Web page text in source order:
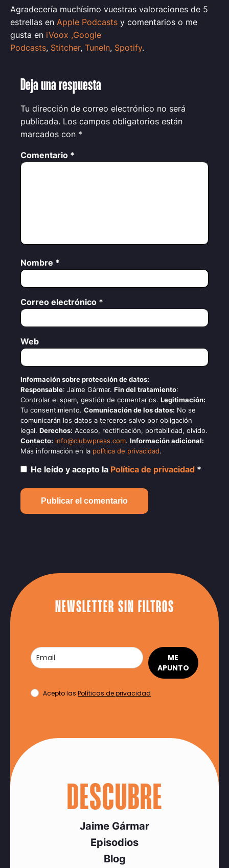
Agradecería muchísimo vuestras valoraciones de 5
estrellas en Apple Podcasts y comentarios o me
gusta en iVoox ,Google
Podcasts, Stitcher, TuneIn, Spotify.
Deja una respuesta
Tu dirección de correo electrónico no será
publicada. Los campos obligatorios están
marcados con *
Comentario *
Nombre *
Correo electrónico *
Web
Información sobre protección de datos:
Responsable: Jaime Gármar. Fin del tratamiento:
Controlar el spam, gestión de comentarios. Legitimación:
Tu consentimiento. Comunicación de los datos: No se
comunicarán los datos a terceros salvo por obligación
legal. Derechos: Acceso, rectificación, portabilidad, olvido.
Contacto: info@clubwpress.com. Información adicional:
Más información en la política de privacidad.
He leído y acepto la Política de privacidad *
NEWSLETTER SIN FILTROS
ME
APUNTO
Acepto las Políticas de privacidad
DESCUBRE
Jaime Gármar
Episodios
Blog